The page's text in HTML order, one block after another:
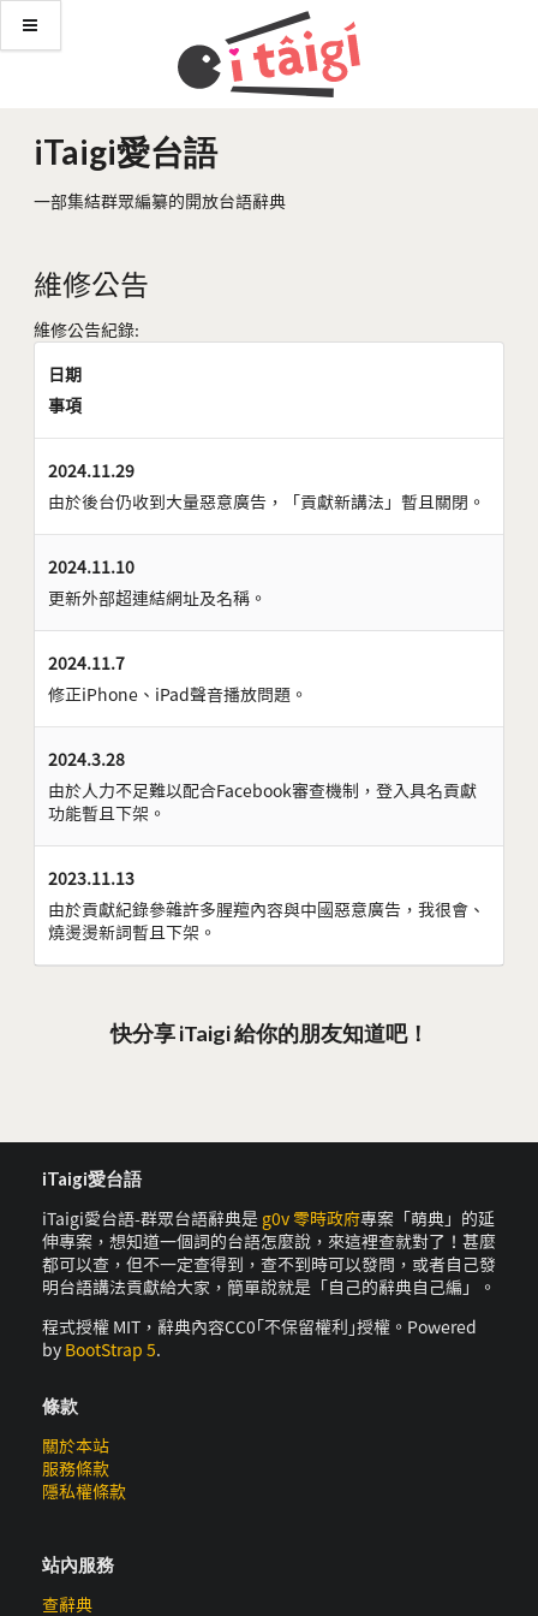
iTaigi愛台語
一部集結群眾編纂的開放台語辭典
維修公告
維修公告紀錄:
日期
事項
2024.11.29
由於後台仍收到大量惡意廣告，「貢獻新講法」暫且關閉。
2024.11.10
更新外部超連結網址及名稱。
2024.11.7
修正iPhone、iPad聲音播放問題。
2024.3.28
由於人力不足難以配合Facebook審查機制，登入具名貢獻
功能暫且下架。
2023.11.13
由於貢獻紀錄參雜許多腥羶內容與中國惡意廣告，我很會、
燒燙燙新詞暫且下架。
快分享 iTaigi 給你的朋友知道吧！
iTaigi愛台語
iTaigi愛台語-群眾台語辭典是 g0v 零時政府專案「萌典」的延
伸專案，想知道一個詞的台語怎麼說，來這裡查就對了！甚麼
都可以查，但不一定查得到，查不到時可以發問，或者自己發
明台語講法貢獻給大家，簡單說就是「自己的辭典自己編」。
程式授權 MIT，辭典內容CC0｢不保留權利｣授權。Powered
by BootStrap 5.
條款
關於本站
服務條款
隱私權條款
站內服務
查辭典